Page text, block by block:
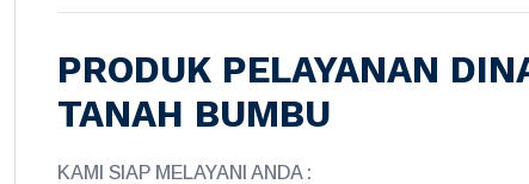
PRODUK PELAYANAN
TANAH BUMBU
KAMI SIAP MELAYANI ANDA :